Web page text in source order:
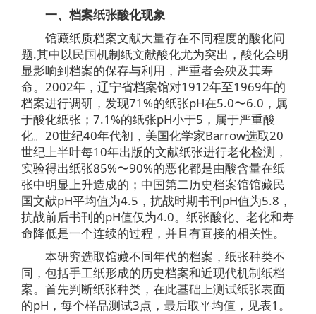
一、档案纸张酸化现象
馆藏纸质档案文献大量存在不同程度的酸化问
题.其中以民国机制纸文献酸化尤为突出，酸化会明
显影响到档案的保存与利用，严重者会殃及其寿
命。2002年，辽宁省档案馆对1912年至1969年的
档案进行调研，发现71%的纸张pH在5.0〜6.0，属
于酸化纸张；7.1%的纸张pH小于5，属于严重酸
化。20世纪40年代初，美国化学家Barrow选取20
世纪上半叶每10年出版的文献纸张进行老化检测，
实验得出纸张85%〜90%的恶化都是由酸含量在纸
张中明显上升造成的；中国第二历史档案馆馆藏民
国文献pH平均值为4.5，抗战时期书刊pH值为5.8，
抗战前后书刊的pH值仅为4.0。纸张酸化、老化和寿
命降低是一个连续的过程，并且有直接的相关性。
本研究选取馆藏不同年代的档案，纸张种类不
同，包括手工纸形成的历史档案和近现代机制纸档
案。首先判断纸张种类，在此基础上测试纸张表面
的pH，每个样品测试3点，最后取平均值，见表1。